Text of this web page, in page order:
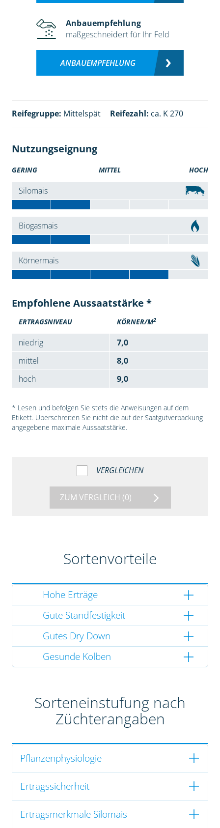
Anbauempfehlung
maßgeschneidert für Ihr Feld
ANBAUEMPFEHLUNG
Reifegruppe: Mittelspät Reifezahl: ca. K 270
Nutzungseignung
GERING MITTEL HOCH
Silomais
Biogasmais
Körnermais
Empfohlene Aussaatstärke *
ERTRAGSNIVEAU KÖRNER/M2
niedrig
7,0
mittel
8,0
hoch
9,0
* Lesen und befolgen Sie stets die Anweisungen auf dem
Etikett. Überschreiten Sie nicht die auf der Saatgutverpackung
angegebene maximale Aussaatstärke.
VERGLEICHEN
ZUM VERGLEICH (0)
Sortenvorteile
Hohe Erträge
Gute Standfestigkeit
Gutes Dry Down
Gesunde Kolben
Sorteneinstufung nach
Züchterangaben
Pflanzenphysiologie
Ertragssicherheit
Ertragsmerkmale Silomais